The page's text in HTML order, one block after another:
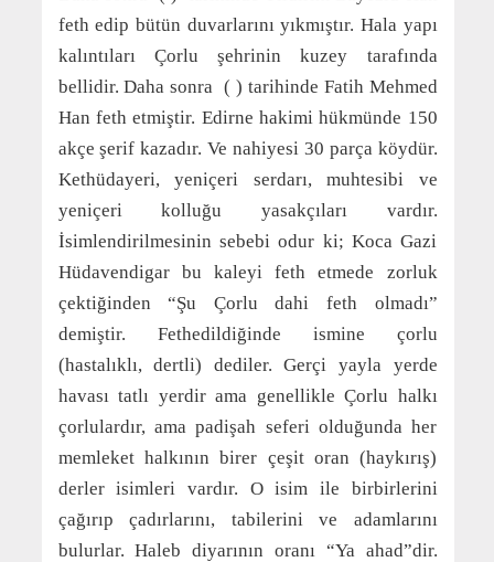
feth edip bütün duvarlarını yıkmıştır. Hala yapı
kalıntıları Çorlu şehrinin kuzey tarafında
bellidir. Daha sonra ( ) tarihinde Fatih Mehmed
Han feth etmiştir. Edirne hakimi hükmünde 150
akçe şerif kazadır. Ve nahiyesi 30 parça köydür.
Kethüdayeri, yeniçeri serdarı, muhtesibi ve
yeniçeri kolluğu yasakçıları vardır.
İsimlendirilmesinin sebebi odur ki; Koca Gazi
Hüdavendigar bu kaleyi feth etmede zorluk
çektiğinden “Şu Çorlu dahi feth olmadı”
demiştir. Fethedildiğinde ismine çorlu
(hastalıklı, dertli) dediler. Gerçi yayla yerde
havası tatlı yerdir ama genellikle Çorlu halkı
çorlulardır, ama padişah seferi olduğunda her
memleket halkının birer çeşit oran (haykırış)
derler isimleri vardır. O isim ile birbirlerini
çağırıp çadırlarını, tabilerini ve adamlarını
bulurlar. Haleb diyarının oranı “Ya ahad”dir.